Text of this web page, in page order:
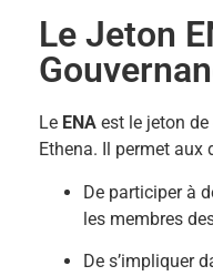
Le Jeton
Le ENA est le jeton
Ethena. Il permet aux
De participer à
les membres
De s’impliquer